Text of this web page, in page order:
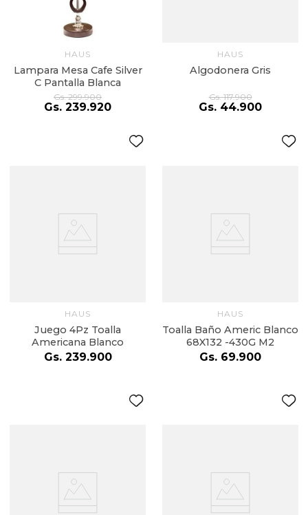
HAUS
Lampara Mesa Cafe Silver
C Pantalla Blanca
Gs. 299.900
Gs. 239.920
HAUS
Algodonera Gris
Gs. 117.900
Gs. 44.900
HAUS
Juego 4Pz Toalla
Americana Blanco
Gs. 239.900
HAUS
Toalla Baño Americ Blanco
68X132 -430G M2
Gs. 69.900